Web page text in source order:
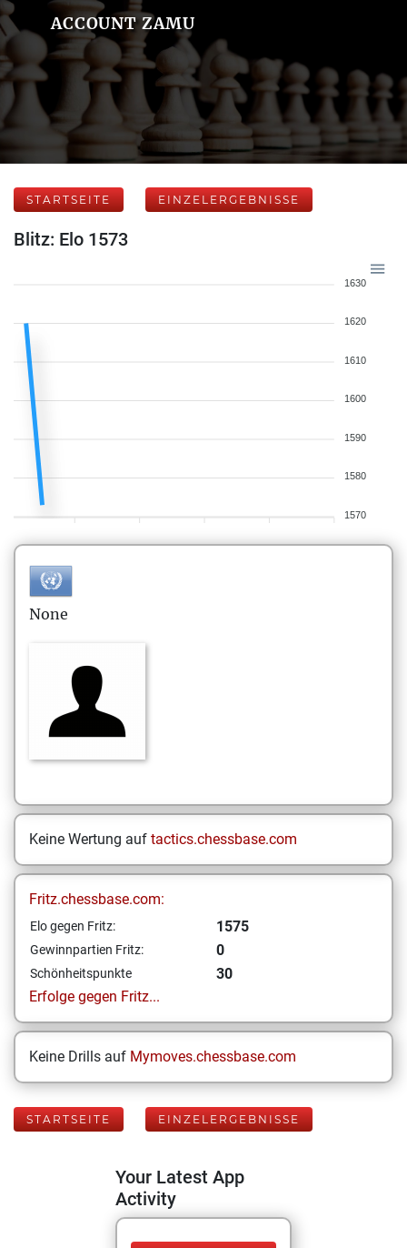
ACCOUNT ZAMU
STARTSEITE EINZELERGEBNISSE
Blitz: Elo 1573
1630
1620
1610
1600
1590
1580
1570
None
Keine Wertung auf tactics.chessbase.com
Fritz.chessbase.com:
Elo gegen Fritz: 1575
Gewinnpartien Fritz: 0
Schönheitspunkte
30
Erfolge gegen Fritz...
Keine Drills auf Mymoves.chessbase.com
STARTSEITE EINZELERGEBNISSE
Your Latest App
Activity